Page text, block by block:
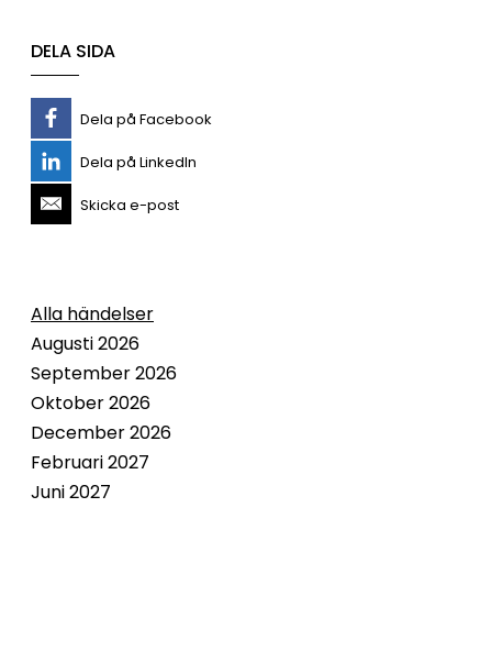
DELA SIDA
Dela på Facebook
Dela på LinkedIn
Skicka e-post
Alla händelser
Augusti 2026
September 2026
Oktober 2026
December 2026
Februari 2027
Juni 2027